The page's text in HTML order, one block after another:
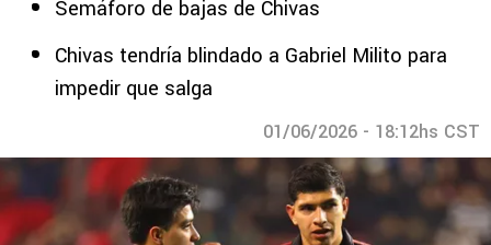
Semáforo de bajas de Chivas
Chivas tendría blindado a Gabriel Milito para
impedir que salga
01/06/2026 - 18:12hs CST